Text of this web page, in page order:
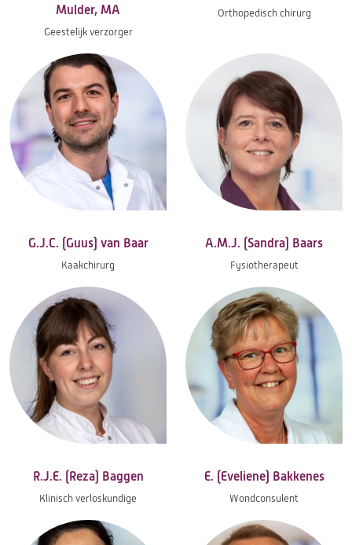
Mulder, MA
Geestelijk verzorger
Orthopedisch chirurg
G.J.C. (Guus) van Baar
Kaakchirurg
A.M.J. (Sandra) Baars
Fysiotherapeut
R.J.E. (Reza) Baggen
Klinisch verloskundige
E. (Eveliene) Bakkenes
Wondconsulent